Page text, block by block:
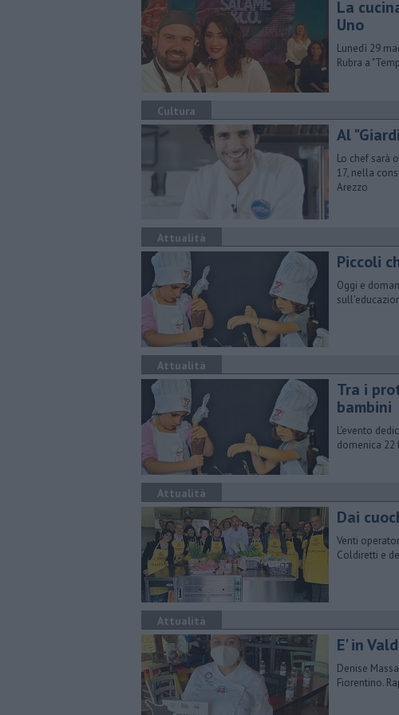
​La
Uno
Lunedì 29
Rubra a
Cultura
Al
Lo chef sarà
17, nella
Arezzo
Attualità
Piccoli
Oggi e
Attualità
​Tra i
bambini
L'evento
domenica 22
Attualità
Dai
Venti
Coldiretti e
Attualità
E' in
Denise
Fiorentino.